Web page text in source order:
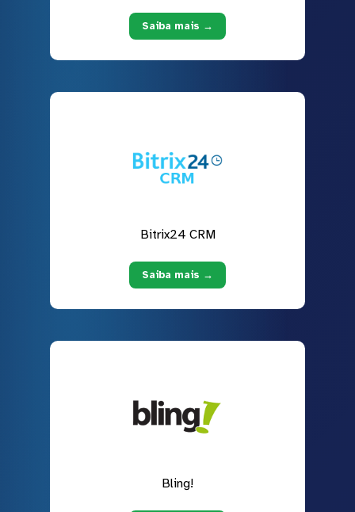
Saiba mais →
Bitrix24 CRM
Saiba mais →
Bling!